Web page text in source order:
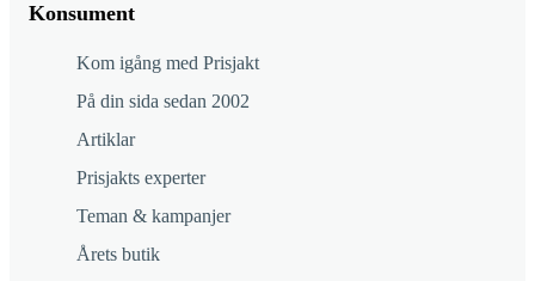
Konsument
Kom igång med Prisjakt
På din sida sedan 2002
Artiklar
Prisjakts experter
Teman & kampanjer
Årets butik